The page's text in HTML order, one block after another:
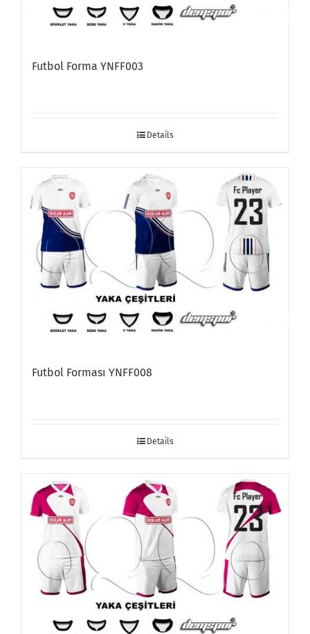
Futbol Forma YNFF003
Details
Futbol Forması YNFF008
Details